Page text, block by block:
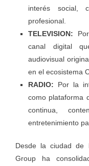
interés social,
profesional.
TELEVISION:
canal digital
audiovisual
en el ecosistema
RADIO: Por la
como plataforma
continua,
entretenimiento
Desde la ciudad de
Group ha